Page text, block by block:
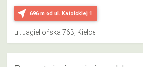
near_me 696 m od ul. Katoickiej 1
ul. Jagiellońska 76B, Kielce